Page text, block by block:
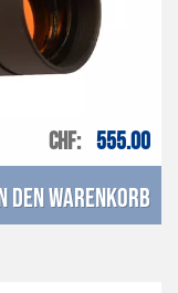
CHF 555.00
den Warenkorb